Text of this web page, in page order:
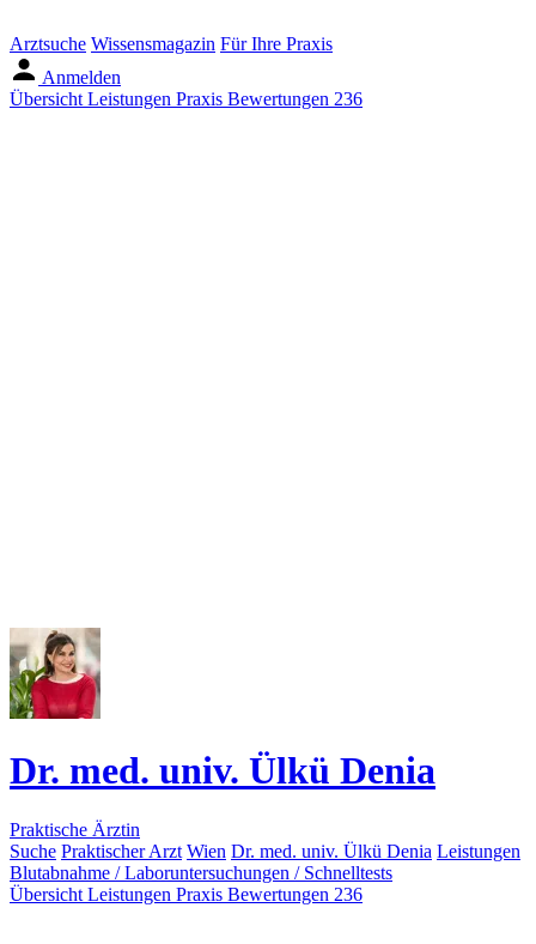
Arztsuche Wissensmagazin Für Ihre Praxis
Anmelden
Übersicht Leistungen Praxis Bewertungen 236
Dr. med. univ. Ülkü Denia
Praktische Ärztin
Suche Praktischer Arzt Wien Dr. med. univ. Ülkü Denia Leistungen
Blutabnahme / Laboruntersuchungen / Schnelltests
Übersicht Leistungen Praxis Bewertungen 236